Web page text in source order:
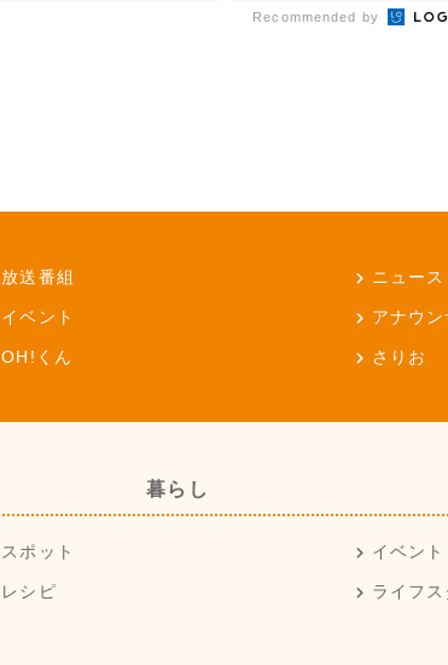
Recommended by
放送番組 ニュース
イベント アナウ
OH!くん さりお
暮らし
スポット イベント
レシピ ライフ